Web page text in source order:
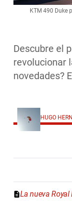
Descubre el
revolucionar
novedades?
KTM 490 Duke
HUGO
La nueva